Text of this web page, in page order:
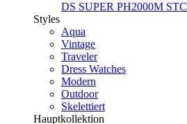
DS SUPER PH2000M STC
Styles
Aqua
Vintage
Traveler
Dress Watches
Modern
Outdoor
Skelettiert
Hauptkollektion